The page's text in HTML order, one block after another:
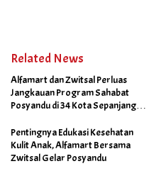
Related News
Alfamart dan Zwitsal Perluas
Jangkauan Program Sahabat
Posyandu di 34 Kota Sepanjang
Pentingnya Edukasi Kesehatan
Kulit Anak, Alfamart Bersama
Zwitsal Gelar Posyandu